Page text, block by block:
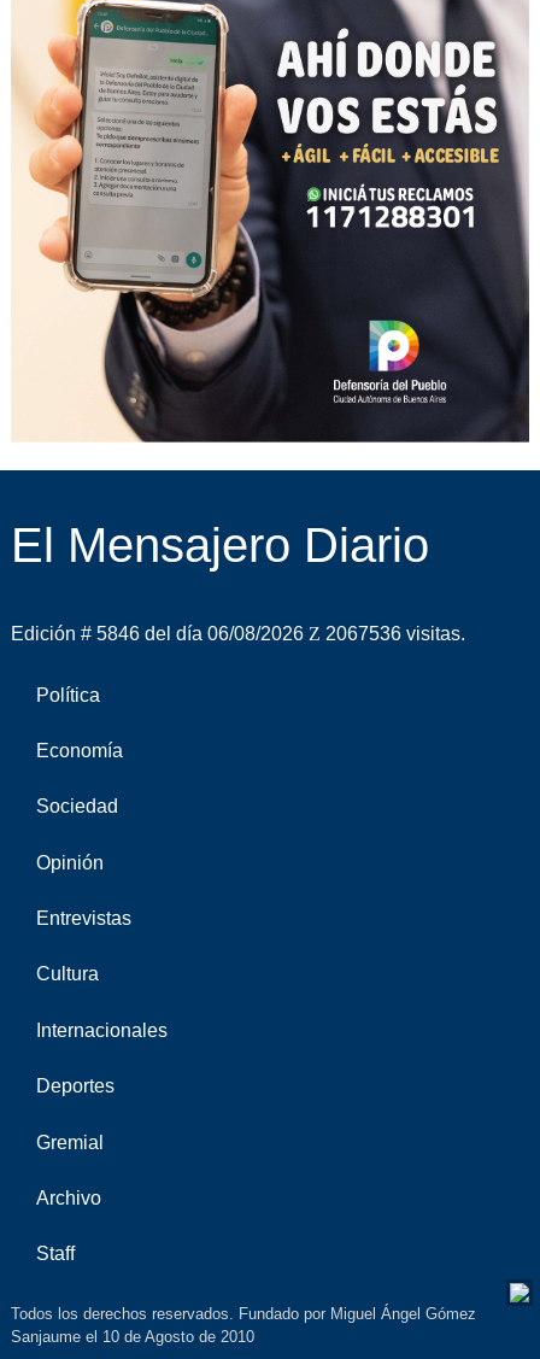
El Mensajero Diario
Edición # 5846 del día 06/08/2026 2067536 visitas.
Política
Economía
Sociedad
Opinión
Entrevistas
Cultura
Internacionales
Deportes
Gremial
Archivo
Staff
Todos los derechos reservados. Fundado por Miguel Ángel Gómez
Sanjaume el 10 de Agosto de 2010